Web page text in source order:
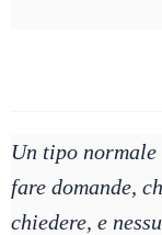
Un tipo normale
fare domande,
chiedere, e